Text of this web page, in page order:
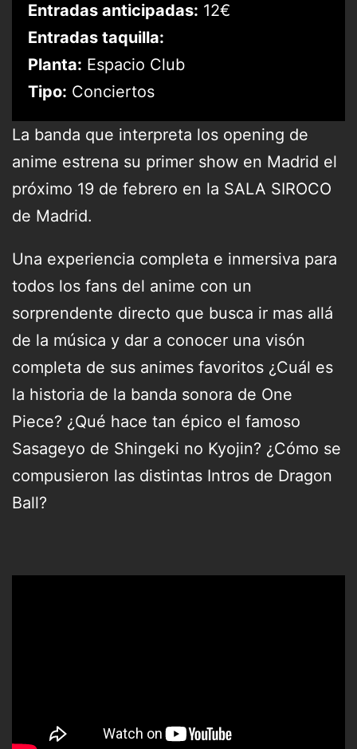
Entradas anticipadas: 12€
Entradas taquilla:
Planta: Espacio Club
Tipo: Conciertos
La banda que interpreta los opening de
anime estrena su primer show en Madrid el
próximo 19 de febrero en la SALA SIROCO
de Madrid.
Una experiencia completa e inmersiva para
todos los fans del anime con un
sorprendente directo que busca ir mas allá
de la música y dar a conocer una visón
completa de sus animes favoritos ¿Cuál es
la historia de la banda sonora de One
Piece? ¿Qué hace tan épico el famoso
Sasageyo de Shingeki no Kyojin? ¿Cómo se
compusieron las distintas Intros de Dragon
Ball?